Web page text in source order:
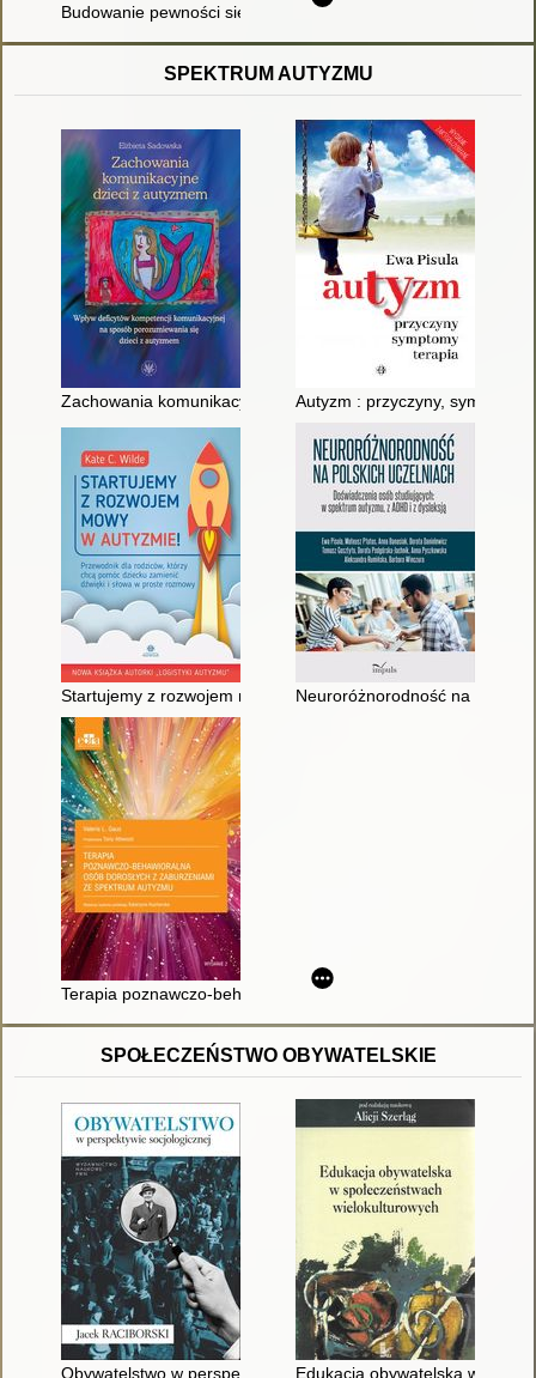
Budowanie pewności siebie : podejście skoncentrowane na
SPEKTRUM AUTYZMU
Zachowania komunikacyjne dzieci z autyzmem : wpływ
Autyzm : przyczyny,
Startujemy z rozwojem mowy w autyzmie! : przewodnik dla
Neuroróżnorodność na
Terapia poznawczo-behawioralna osób dorosłych z
SPOŁECZEŃSTWO OBYWATELSKIE
Obywatelstwo w perspektywie socjologicznej
Edukacja obywatelska w